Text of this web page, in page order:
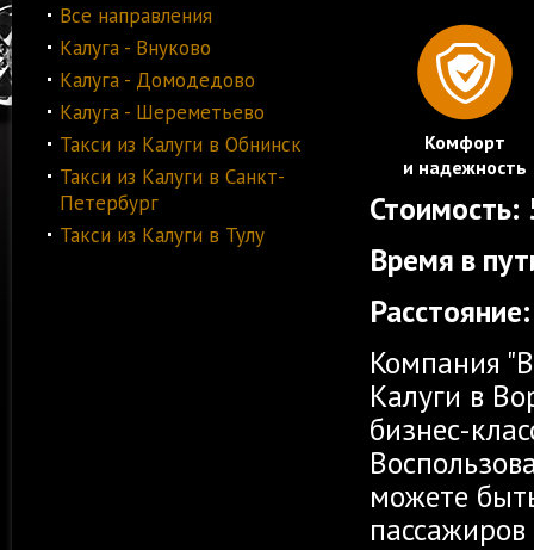
Все направления
Калуга - Внуково
Калуга - Домодедово
Калуга - Шереметьево
Такси из Калуги в Обнинск
Такси из Калуги в Санкт-
Петербург
Такси из Калуги в Тулу
Комфорт
и надежность
Стоимость:
Время в
Расстояние:
Компания
Калуги в
бизнес-
можете